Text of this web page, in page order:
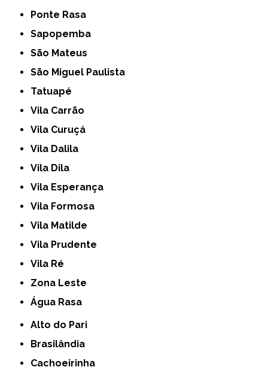
Ponte Rasa
Sapopemba
São Mateus
São Miguel Paulista
Tatuapé
Vila Carrão
Vila Curuçá
Vila Dalila
Vila Dila
Vila Esperança
Vila Formosa
Vila Matilde
Vila Prudente
Vila Ré
Zona Leste
Água Rasa
Alto do Pari
Brasilândia
Cachoeirinha